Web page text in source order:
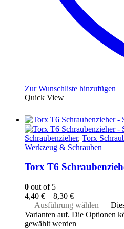
Zur Wunschliste hinzufügen
Quick View
Schraubenzieher, Torx
Werkzeug & Schrauben
Torx T6
0 out of 5
4,40 € – 8,30 €
Ausführung wählen
Varianten auf. Die Optionen
gewählt werden